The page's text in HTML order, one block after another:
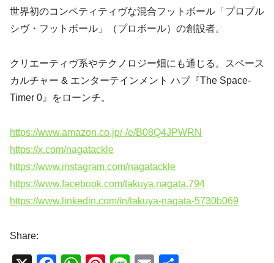
世界初のコンペティティヴな混合フットボール「プロプル
シヴ・フットボール」（プロボール）の創設者。
クリエーティヴ系やテクノロジー畑にも通じる。スペース
カルチャー & エンターテインメント ハブ『The Space-
Timer 0』をローンチ。
https://www.amazon.co.jp/-/e/B08Q4JPWRN
https://x.com/nagatackle
https://www.instagram.com/nagatackle
https://www.facebook.com/takuya.nagata.794
https://www.linkedin.com/in/takuya-nagata-5730b069
Share: